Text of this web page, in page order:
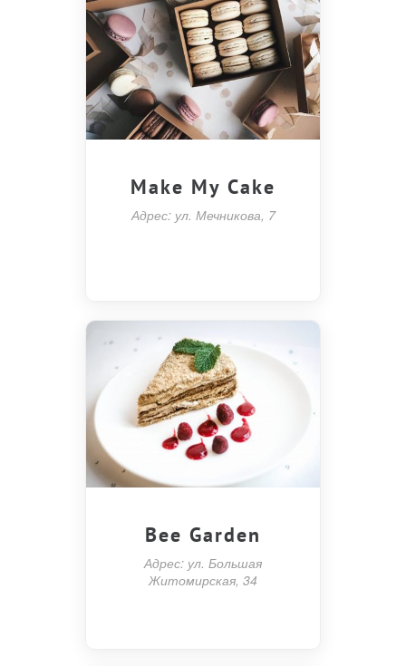
Make My Cake
Адрес: ул. Мечникова, 7
Bee Garden
Адрес: ул. Большая
Житомирская, 34